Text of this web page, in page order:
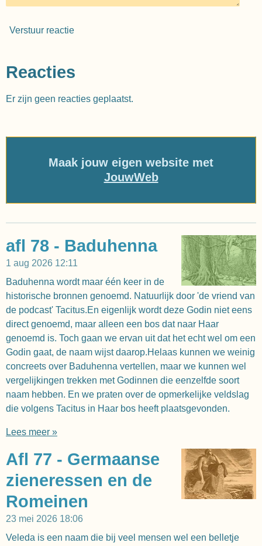
Verstuur reactie
Reacties
Er zijn geen reacties geplaatst.
Maak jouw eigen website met
JouwWeb
afl 78 - Baduhenna
1 aug 2026 12:11
Baduhenna wordt maar één keer in de
historische bronnen genoemd. Natuurlijk door 'de vriend van
de podcast' Tacitus.En eigenlijk wordt deze Godin niet eens
direct genoemd, maar alleen een bos dat naar Haar
genoemd is. Toch gaan we ervan uit dat het echt wel om een
Godin gaat, de naam wijst daarop.Helaas kunnen we weinig
concreets over Baduhenna vertellen, maar we kunnen wel
vergelijkingen trekken met Godinnen die eenzelfde soort
naam hebben. En we praten over de opmerkelijke veldslag
die volgens Tacitus in Haar bos heeft plaatsgevonden.
Lees meer »
Afl 77 - Germaanse
zieneressen en de
Romeinen
23 mei 2026 18:06
Veleda is een naam die bij veel mensen wel een belletje